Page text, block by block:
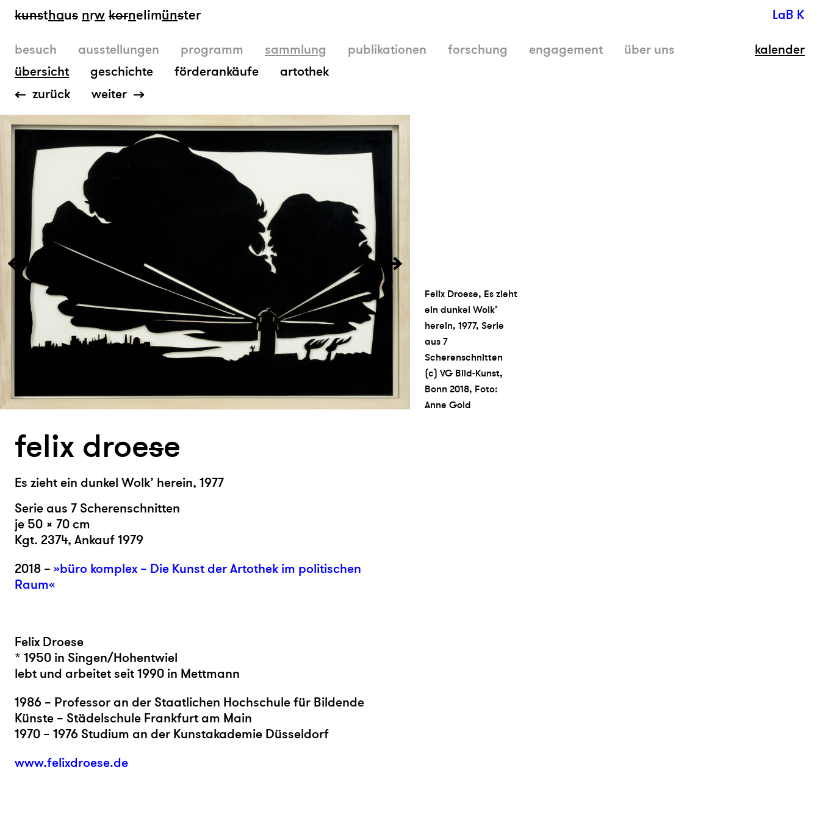
kunsthaus nrw kornelimünster
besuch ausstellungen programm
sammlung
übersicht
geschichte förderankäufe artothek
publikationen forschung engagement über uns
kalender
LaB K
zurück weiter
Felix Droese, Es zieht
ein dunkel Wolk’
herein, 1977, Serie
aus 7
Scherenschnitten
(c) VG Bild-Kunst,
Bonn 2018, Foto:
Anne Gold
felix droese
Es zieht ein dunkel Wolk’ herein, 1977
Serie aus 7 Scherenschnitten
je 50 × 70 cm
Kgt. 2374, Ankauf 1979
2018 – »büro komplex – Die Kunst der Artothek im politischen
Raum«
Felix Droese
* 1950 in Singen/Hohentwiel
lebt und arbeitet seit 1990 in Mettmann
1986 – Professor an der Staatlichen Hochschule für Bildende
Künste – Städelschule Frankfurt am Main
1970 – 1976 Studium an der Kunstakademie Düsseldorf
www.felixdroese.de